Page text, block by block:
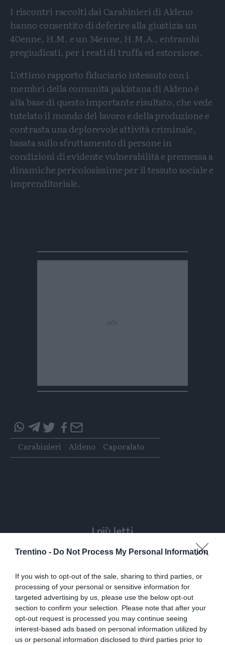
Trentino - Do Not Process My Personal Information
If you wish to opt-out of the sale, sharing to third parties, or
processing of your personal or sensitive information for
targeted advertising by us, please use the below opt-out
section to confirm your selection. Please note that after your
opt-out request is processed you may continue seeing
interest-based ads based on personal information utilized by
us or personal information disclosed to third parties prior to
I riscontri raccolti dai Carabinieri di Aldeno
hanno consentito di deferire alla giustizia un
40enne, H.M. e un 34enne, H.M.A., entrambi
pregiudicati, per i reati di truffa ed estorsione.
L’ottimo rapporto fiduciario intessuto con i
membri della comunità pakistana di Aldeno è
alla base di questo importante risultato, che vede
tutelato il mondo del lavoro e della produzione e
contrasta una deplorevole attività criminale,
basata sullo sfruttamento di persone in
condizioni di evidente vulnerabilità e premessa a
dinamiche pericolosissime per il tessuto sociale e
imprenditoriale.
questo
articolo
su
questo
articolo
su
Tags
Carabinieri Aldeno Caporalato
I più letti
L'assalto al lago glaciale del Sorapiss:
Calceranica, bimbo e papà recuperati
nel lago a 8 metri di profondità
Solo venerdì un calo delle temperature
ma aumenteranno i temporali